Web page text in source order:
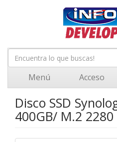
Menú Acceso
Disco SSD
400GB/ M.2 2280